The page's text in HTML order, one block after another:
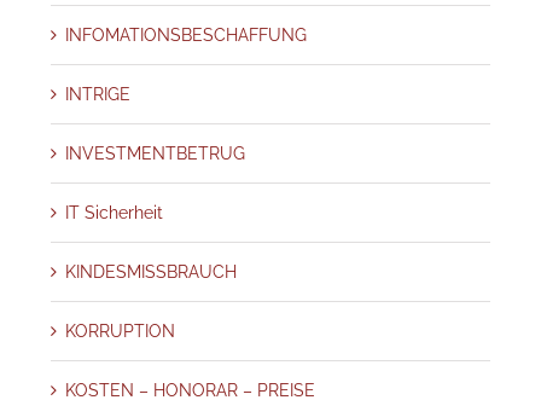
INFOMATIONSBESCHAFFUNG
INTRIGE
INVESTMENTBETRUG
IT Sicherheit
KINDESMISSBRAUCH
KORRUPTION
KOSTEN – HONORAR – PREISE